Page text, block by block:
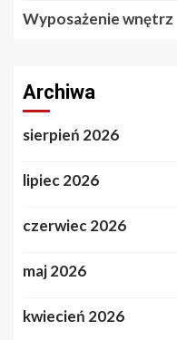
Wyposażenie wnętrz
Archiwa
sierpień 2026
lipiec 2026
czerwiec 2026
maj 2026
kwiecień 2026